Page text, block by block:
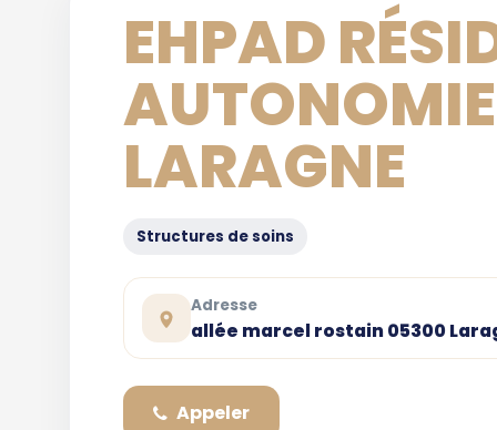
EHPAD
LARAGNE
Structures de soins
Adresse
allée marcel rostain 05300
Appeler